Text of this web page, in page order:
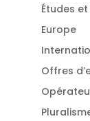
Études
Europe
Offres